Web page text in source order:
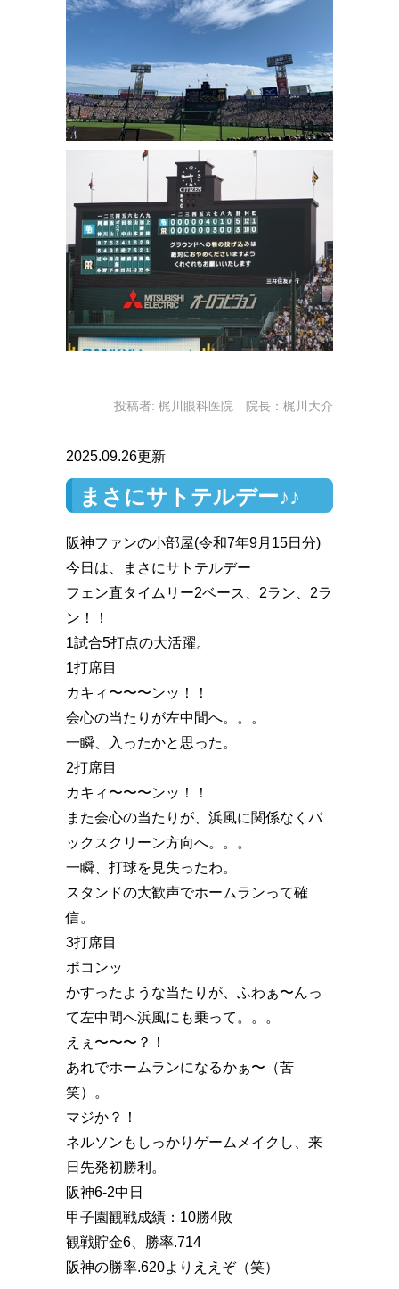
投稿者: 梶川眼科医院 院長：梶川大介
2025.09.26更新
まさにサトテルデー♪♪
阪神ファンの小部屋(令和7年9月15日分)
今日は、まさにサトテルデー
フェン直タイムリー2ベース、2ラン、2ラ
ン！！
1試合5打点の大活躍。
1打席目
カキィ〜〜〜ンッ！！
会心の当たりが左中間へ。。。
一瞬、入ったかと思った。
2打席目
カキィ〜〜〜ンッ！！
また会心の当たりが、浜風に関係なくバ
ックスクリーン方向へ。。。
一瞬、打球を見失ったわ。
スタンドの大歓声でホームランって確
信。
3打席目
ポコンッ
かすったような当たりが、ふわぁ〜んっ
て左中間へ浜風にも乗って。。。
えぇ〜〜〜？！
あれでホームランになるかぁ〜（苦
笑）。
マジか？！
ネルソンもしっかりゲームメイクし、来
日先発初勝利。
阪神6-2中日
甲子園観戦成績：10勝4敗
観戦貯金6、勝率.714
阪神の勝率.620よりええぞ（笑）